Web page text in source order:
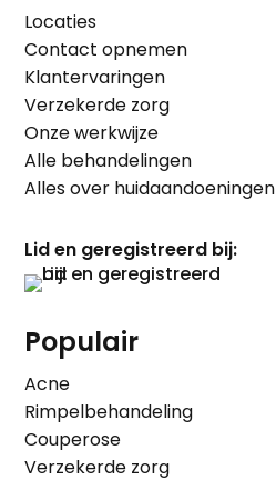
Locaties
Contact opnemen
Klantervaringen
Verzekerde zorg
Onze werkwijze
Alle behandelingen
Alles over huidaandoeningen
Lid en geregistreerd bij:
Populair
Acne
Rimpelbehandeling
Couperose
Verzekerde zorg